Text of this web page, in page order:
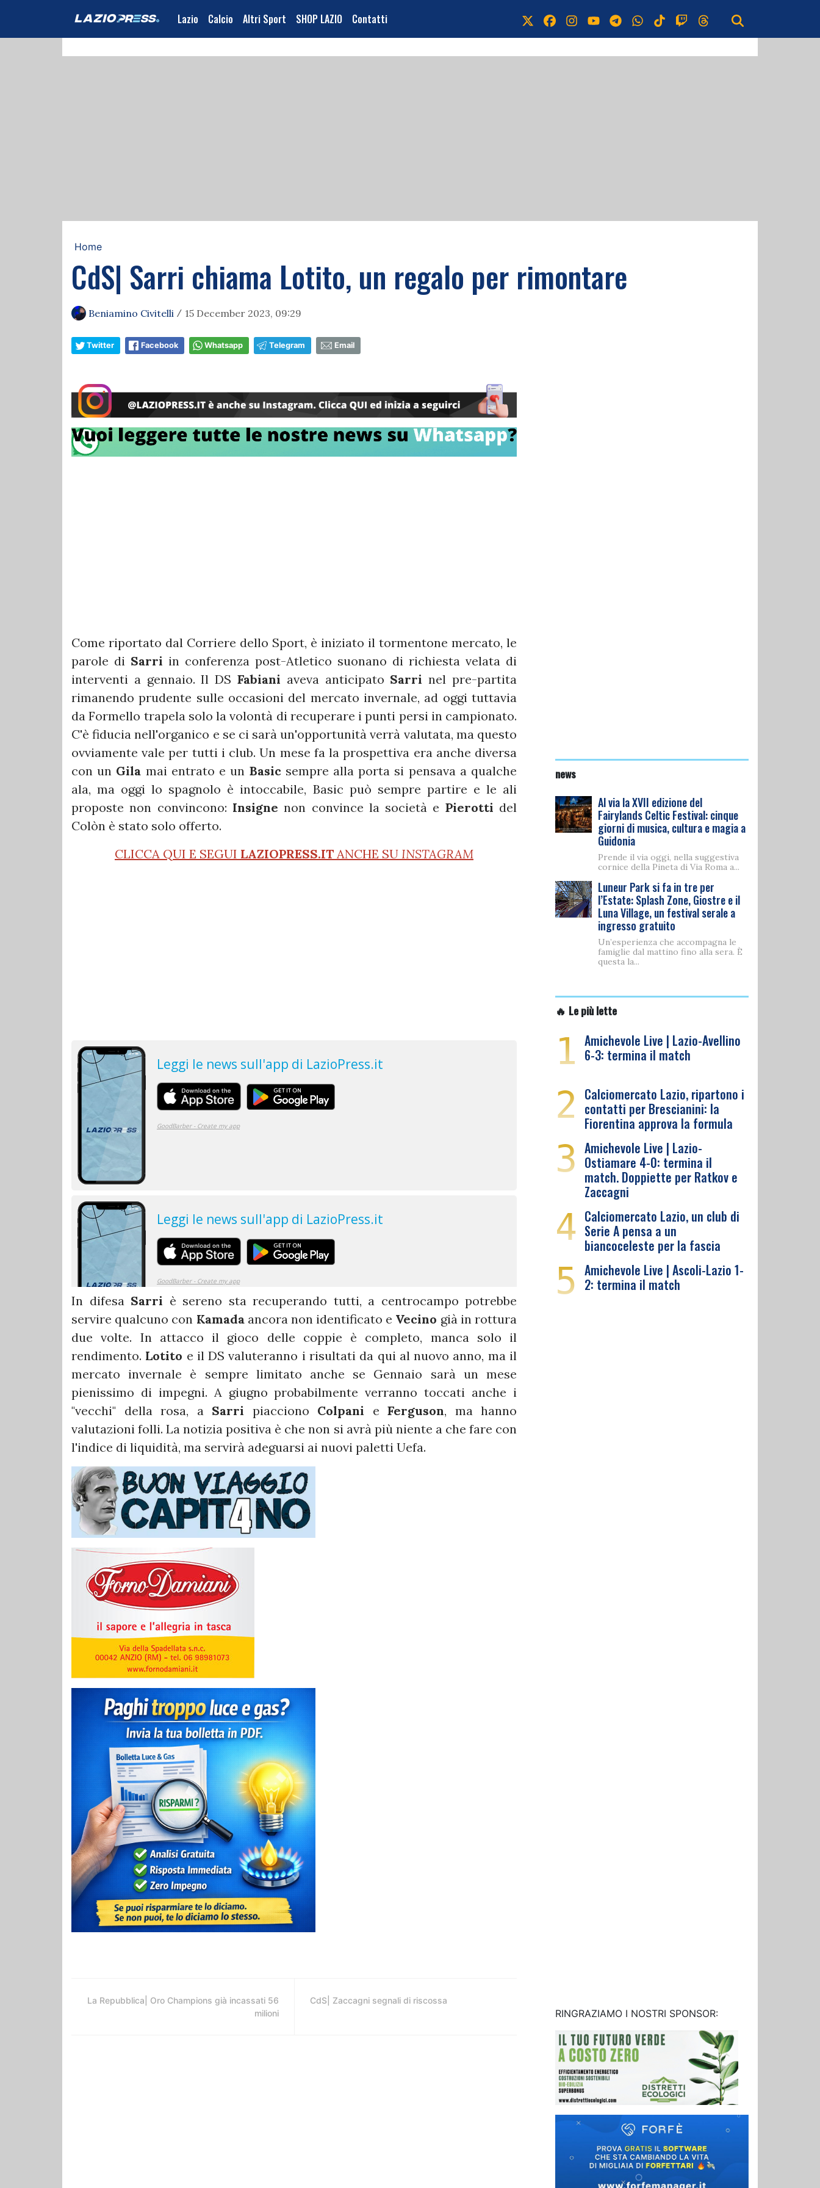
Lazio Calcio Altri Sport SHOP LAZIO Contatti
Home
CdS| Sarri chiama Lotito, un regalo per rimontare
Beniamino Civitelli / 15 December 2023, 09:29
Twitter Facebook Whatsapp Telegram Email
Come riportato dal Corriere dello Sport, è iniziato il tormentone mercato, le
parole di Sarri in conferenza post-Atletico suonano di richiesta velata di
interventi a gennaio. Il DS Fabiani aveva anticipato Sarri nel pre-partita
rimanendo prudente sulle occasioni del mercato invernale, ad oggi tuttavia
da Formello trapela solo la volontà di recuperare i punti persi in campionato.
C'è fiducia nell'organico e se ci sarà un'opportunità verrà valutata, ma questo
ovviamente vale per tutti i club. Un mese fa la prospettiva era anche diversa
con un Gila mai entrato e un Basic sempre alla porta si pensava a qualche
ala, ma oggi lo spagnolo è intoccabile, Basic può sempre partire e le ali
proposte non convincono: Insigne non convince la società e Pierotti del
Colòn è stato solo offerto.
CLICCA QUI E SEGUI LAZIOPRESS.IT ANCHE SU INSTAGRAM
In difesa Sarri è sereno sta recuperando tutti, a centrocampo potrebbe
servire qualcuno con Kamadaancora non identificato e Vecino già in rottura
due volte. In attacco il gioco delle coppie è completo, manca solo il
rendimento. Lotito e il DS valuteranno i risultati da qui al nuovo anno, ma il
mercato invernale è sempre limitato anche se Gennaio sarà un mese
pienissimo di impegni. A giugno probabilmente verranno toccati anche i
"vecchi" della rosa, a Sarri piacciono Colpani e Ferguson, ma hanno
valutazioni folli. La notizia positiva è che non si avrà più niente a che fare con
l'indice di liquidità, ma servirà adeguarsi ai nuovi paletti Uefa.
La Repubblica| Oro Champions già incassati 56
milioni
CdS| Zaccagni segnali di riscossa
news
Al via la XVII edizione del
Fairylands Celtic Festival: cinque
giorni di musica, cultura e magia a
Guidonia
Prende il via oggi, nella suggestiva
cornice della Pineta di Via Roma a...
Luneur Park si fa in tre per
l’Estate: Splash Zone, Giostre e il
Luna Village, un festival serale a
ingresso gratuito
Un’esperienza che accompagna le
famiglie dal mattino fino alla sera. È
questa la...
🔥 Le più lette
1 Amichevole Live | Lazio-Avellino
6-3: termina il match
2 Calciomercato Lazio, ripartono i
contatti per Brescianini: la
Fiorentina approva la formula
3 Amichevole Live | Lazio-
Ostiamare 4-0: termina il
match. Doppiette per Ratkov e
Zaccagni
4 Calciomercato Lazio, un club di
Serie A pensa a un
biancoceleste per la fascia
5 Amichevole Live | Ascoli-Lazio 1-
2: termina il match
RINGRAZIAMO I NOSTRI SPONSOR: